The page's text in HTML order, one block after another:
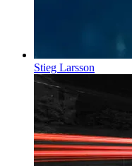
Stieg Larsson